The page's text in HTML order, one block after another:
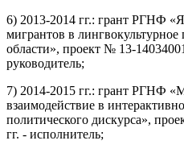
6) 2013-2014 гг.: грант РГНФ «
мигрантов в лингвокультурное
области», проект № 13-
руководитель;
7) 2014-2015 гг.: грант РГНФ «
взаимодействие в
политического дискурса»,
гг. - исполнитель;